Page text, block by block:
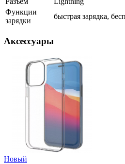
Функции
зарядки
быстрая зарядка,
Аксессуары
Новый